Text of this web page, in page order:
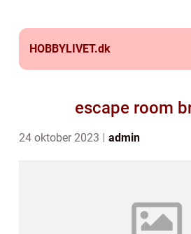
HOBBYLIVET.dk
escape room
24 oktober 2023 admin